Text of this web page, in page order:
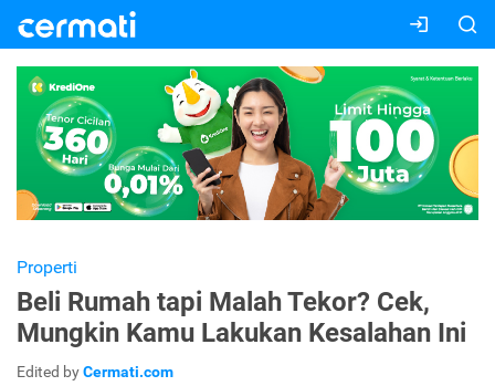
Properti
Beli Rumah tapi Malah Tekor? Cek,
Mungkin Kamu Lakukan Kesalahan Ini
Edited byCermati.com